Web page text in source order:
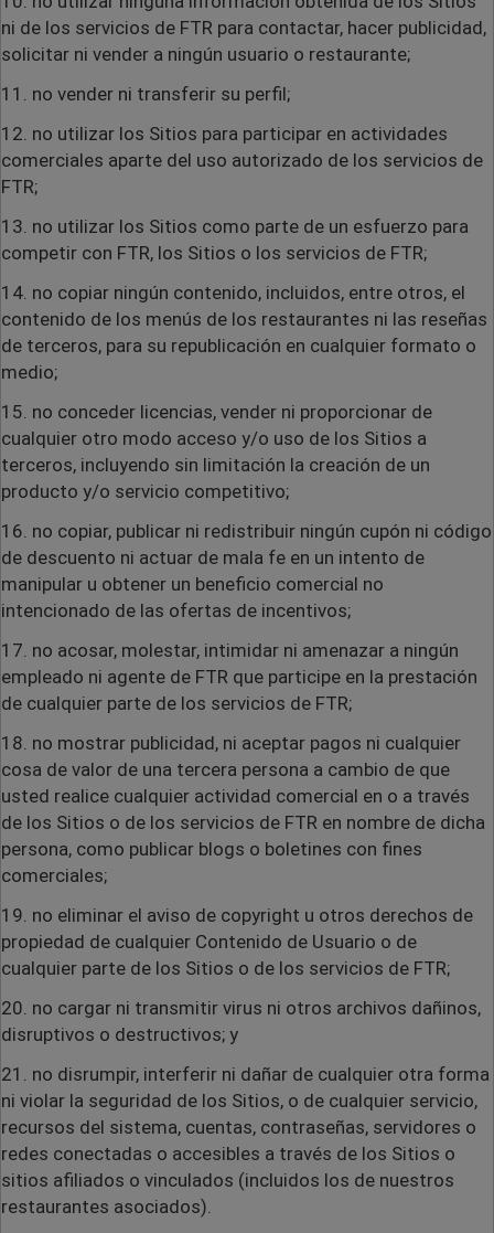
ni de los servicios de FTR para contactar, hacer publicidad,
solicitar ni vender a ningún usuario o restaurante;
11. no vender ni transferir su perfil;
12. no utilizar los Sitios para participar en actividades
comerciales aparte del uso autorizado de los servicios de
FTR;
13. no utilizar los Sitios como parte de un esfuerzo para
competir con FTR, los Sitios o los servicios de FTR;
14. no copiar ningún contenido, incluidos, entre otros, el
contenido de los menús de los restaurantes ni las reseñas
de terceros, para su republicación en cualquier formato o
medio;
15. no conceder licencias, vender ni proporcionar de
cualquier otro modo acceso y/o uso de los Sitios a
terceros, incluyendo sin limitación la creación de un
producto y/o servicio competitivo;
16. no copiar, publicar ni redistribuir ningún cupón ni código
de descuento ni actuar de mala fe en un intento de
manipular u obtener un beneficio comercial no
intencionado de las ofertas de incentivos;
17. no acosar, molestar, intimidar ni amenazar a ningún
empleado ni agente de FTR que participe en la prestación
de cualquier parte de los servicios de FTR;
18. no mostrar publicidad, ni aceptar pagos ni cualquier
cosa de valor de una tercera persona a cambio de que
usted realice cualquier actividad comercial en o a través
de los Sitios o de los servicios de FTR en nombre de dicha
persona, como publicar blogs o boletines con fines
comerciales;
19. no eliminar el aviso de copyright u otros derechos de
propiedad de cualquier Contenido de Usuario o de
cualquier parte de los Sitios o de los servicios de FTR;
20. no cargar ni transmitir virus ni otros archivos dañinos,
disruptivos o destructivos; y
21. no disrumpir, interferir ni dañar de cualquier otra forma
ni violar la seguridad de los Sitios, o de cualquier servicio,
recursos del sistema, cuentas, contraseñas, servidores o
redes conectadas o accesibles a través de los Sitios o
sitios afiliados o vinculados (incluidos los de nuestros
restaurantes asociados).